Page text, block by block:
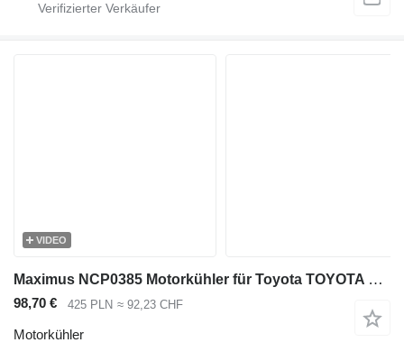
VIDEO
Maximus NCP0385 Motorkühler für Toyota TOYOTA 7FDU15 , 7FDU18 , 7FGU15 , 7FGU18 , 7FGCU20 , 7FGUC25 , 7FGUC30 , 7FGUC32 Diesel-Gabelstapler
98,70 € 425 PLN ≈ 92,23 CHF
Motorkühler